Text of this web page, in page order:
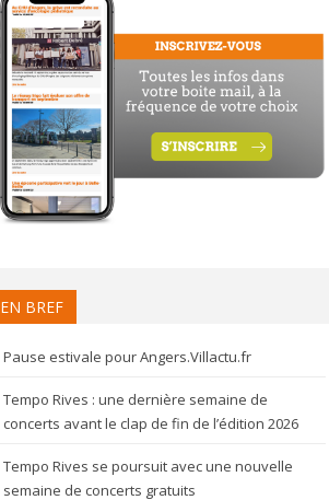
EN BREF
Pause estivale pour Angers.Villactu.fr
Tempo Rives : une dernière semaine de
concerts avant le clap de fin de l’édition 2026
Tempo Rives se poursuit avec une nouvelle
semaine de concerts gratuits